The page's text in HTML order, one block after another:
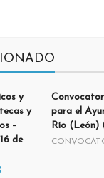
y
y
–
de
para el
Río (León)